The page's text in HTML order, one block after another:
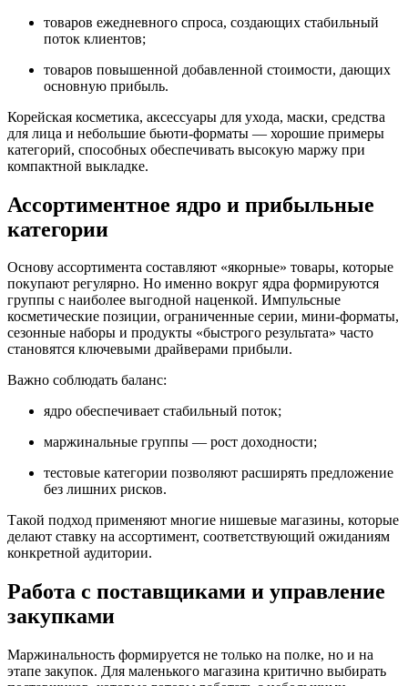
товаров ежедневного спроса, создающих стабильный
поток клиентов;
товаров повышенной добавленной стоимости, дающих
основную прибыль.
Корейская косметика, аксессуары для ухода, маски, средства
для лица и небольшие бьюти-форматы — хорошие примеры
категорий, способных обеспечивать высокую маржу при
компактной выкладке.
Ассортиментное ядро и прибыльные
категории
Основу ассортимента составляют «якорные» товары, которые
покупают регулярно. Но именно вокруг ядра формируются
группы с наиболее выгодной наценкой. Импульсные
косметические позиции, ограниченные серии, мини-форматы,
сезонные наборы и продукты «быстрого результата» часто
становятся ключевыми драйверами прибыли.
Важно соблюдать баланс:
ядро обеспечивает стабильный поток;
маржинальные группы — рост доходности;
тестовые категории позволяют расширять предложение
без лишних рисков.
Такой подход применяют многие нишевые магазины, которые
делают ставку на ассортимент, соответствующий ожиданиям
конкретной аудитории.
Работа с поставщиками и управление
закупками
Маржинальность формируется не только на полке, но и на
этапе закупок. Для маленького магазина критично выбирать